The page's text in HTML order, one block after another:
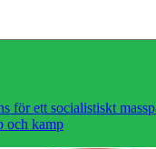
för ett socialistiskt
och kamp